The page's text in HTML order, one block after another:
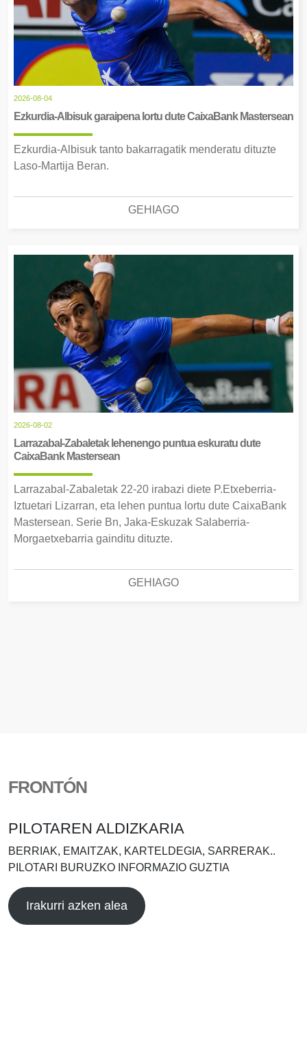
2026-08-04
Ezkurdia-Albisuk garaipena lortu dute CaixaBank Mastersean
Ezkurdia-Albisuk tanto bakarragatik menderatu dituzte
Laso-Martija Beran.
GEHIAGO
2026-08-02
Larrazabal-Zabaletak lehenengo puntua eskuratu dute
CaixaBank Mastersean
Larrazabal-Zabaletak 22-20 irabazi diete P.Etxeberria-
Iztuetari Lizarran, eta lehen puntua lortu dute CaixaBank
Mastersean. Serie Bn, Jaka-Eskuzak Salaberria-
Morgaetxebarria gainditu dituzte.
GEHIAGO
FRONTÓN
PILOTAREN ALDIZKARIA
BERRIAK, EMAITZAK, KARTELDEGIA, SARRERAK..
PILOTARI BURUZKO INFORMAZIO GUZTIA
Irakurri azken alea